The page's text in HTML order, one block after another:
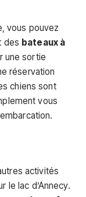
vous pouvez
des bateaux à
une sortie
réservation
chiens sont
vous
activités
le lac d’Annecy.